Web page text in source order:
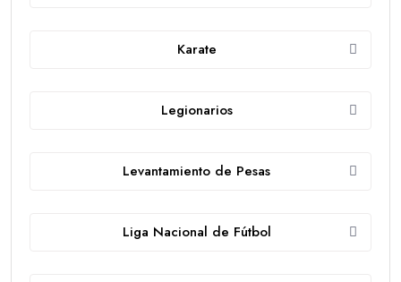
Karate
Legionarios
Levantamiento de Pesas
Liga Nacional de Fútbol